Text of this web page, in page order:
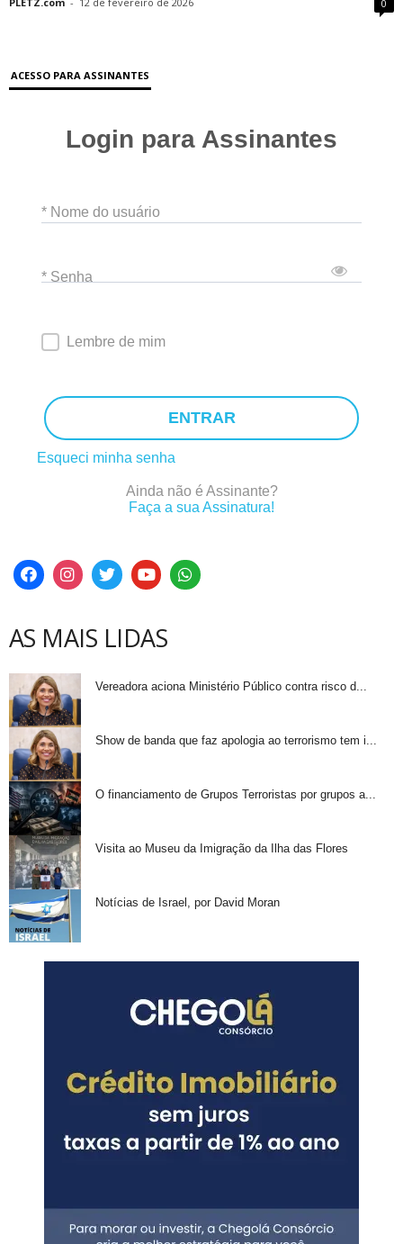
0
ACESSO PARA ASSINANTES
Login para Assinantes
* Nome do usuário
* Senha
Lembre de mim
ENTRAR
Esqueci minha senha
Ainda não é Assinante?
Faça a sua Assinatura!
AS MAIS LIDAS
Vereadora aciona Ministério Público contra risco d...
Show de banda que faz apologia ao terrorismo tem i...
O financiamento de Grupos Terroristas por grupos a...
Visita ao Museu da Imigração da Ilha das Flores
Notícias de Israel, por David Moran